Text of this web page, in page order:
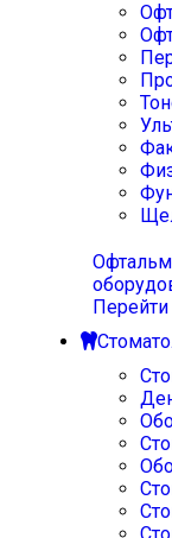
Перейти